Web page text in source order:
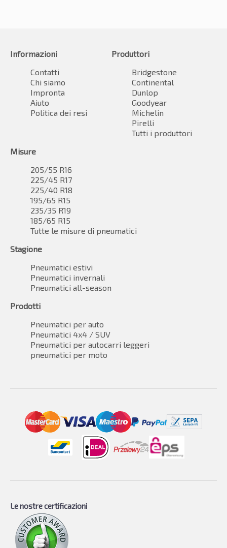
Informazioni
Contatti
Chi siamo
Impronta
Aiuto
Politica dei resi
Produttori
Bridgestone
Continental
Dunlop
Goodyear
Michelin
Pirelli
Tutti i produttori
Misure
205/55 R16
225/45 R17
225/40 R18
195/65 R15
235/35 R19
185/65 R15
Tutte le misure di pneumatici
Stagione
Pneumatici estivi
Pneumatici invernali
Pneumatici all-season
Prodotti
Pneumatici per auto
Pneumatici 4x4 / SUV
Pneumatici per autocarri leggeri
pneumatici per moto
Le nostre certificazioni